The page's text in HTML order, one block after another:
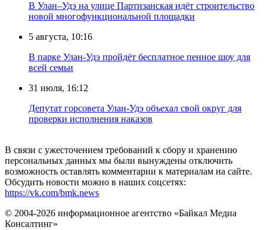
В Улан–Удэ на улице Партизанская идёт строительство
новой многофункциональной площадки
5 августа, 10:16
В парке Улан-Удэ пройдёт бесплатное пенное шоу для
всей семьи
31 июля, 16:12
Депутат горсовета Улан-Удэ объехал свой округ для
проверки исполнения наказов
В связи с ужесточением требований к сбору и хранению
персональных данных мы были вынуждены отключить
возможность оставлять комментарии к материалам на сайте.
Обсудить новости можно в наших соцсетях:
https://vk.com/bmk.news
© 2004-2026 информационное агентство «Байкал Медиа
Консалтинг»